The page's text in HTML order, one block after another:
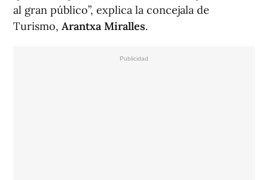
al gran público”, explica la concejala de
Turismo, Arantxa Miralles.